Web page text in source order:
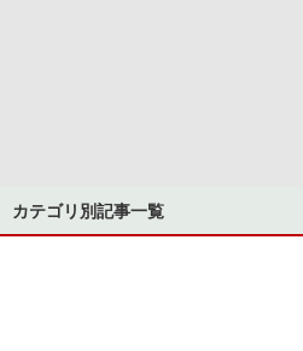
カテゴリ別記事一覧